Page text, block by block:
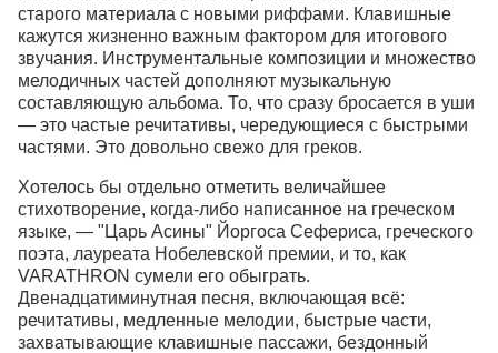
старого материала с новыми риффами. Клавишные
кажутся жизненно важным фактором для итогового
звучания. Инструментальные композиции и множество
мелодичных частей дополняют музыкальную
составляющую альбома. То, что сразу бросается в уши
— это частые речитативы, чередующиеся с быстрыми
частями. Это довольно свежо для греков.
Хотелось бы отдельно отметить величайшее
стихотворение, когда-либо написанное на греческом
языке, — "Царь Асины" Йоргоса Сефериса, греческого
поэта, лауреата Нобелевской премии, и то, как
VARATHRON сумели его обыграть.
Двенадцатиминутная песня, включающая всё:
речитативы, медленные мелодии, быстрые части,
захватывающие клавишные пассажи, бездонный